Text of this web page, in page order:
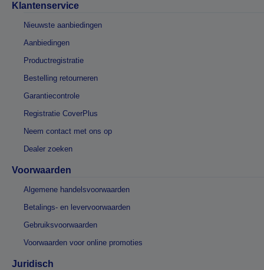
Klantenservice
Nieuwste aanbiedingen
Aanbiedingen
Productregistratie
Bestelling retourneren
Garantiecontrole
Registratie CoverPlus
Neem contact met ons op
Dealer zoeken
Voorwaarden
Algemene handelsvoorwaarden
Betalings- en levervoorwaarden
Gebruiksvoorwaarden
Voorwaarden voor online promoties
Juridisch